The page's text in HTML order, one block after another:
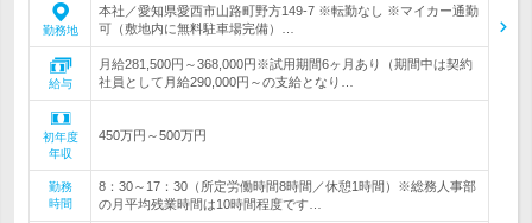
勤務地
本社／愛知県愛西市山路町野方149-7 ※転勤なし ※マイカー通勤
可（敷地内に無料駐車場完備）…
給与
月給281,500円～368,000円※試用期間6ヶ月あり（期間中は契約
社員として月給290,000円～の支給となり…
初年度
年収
450万円～500万円
勤務
時間
8：30～17：30（所定労働時間8時間／休憩1時間）※総務人事部
の月平均残業時間は10時間程度です…